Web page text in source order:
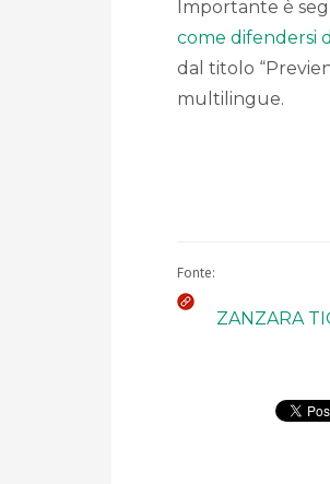
Importante è
come difendersi
dal titolo
multilingue.
Fonte:
ZANZARA